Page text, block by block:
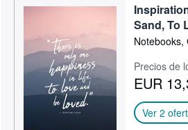
Sand, To
Notebooks,
Precios de
EUR
Ver 2